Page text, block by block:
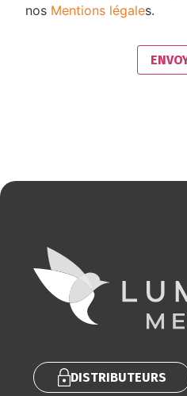
nos Mentions légales.
DISTRIBUTEURS